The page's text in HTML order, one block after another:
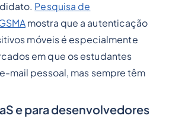
Pesquisa de
mostra que a autenticação
móveis é especialmente
em que os estudantes
mail pessoal, mas sempre têm
e para desenvolvedores